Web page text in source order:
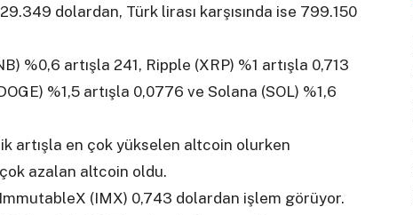
dolardan, Türk lirası karşısında ise 799.150
%0,6 artışla 241, Ripple (XRP) %1 artışla 0,713
%1,5 artışla 0,0776 ve Solana (SOL) %1,6
artışla en çok yükselen altcoin olurken
azalan altcoin oldu.
(IMX) 0,743 dolardan işlem görüyor.